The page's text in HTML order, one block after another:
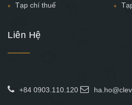
Tạp chí thuế
Liên Hệ
+84 0903.110.120